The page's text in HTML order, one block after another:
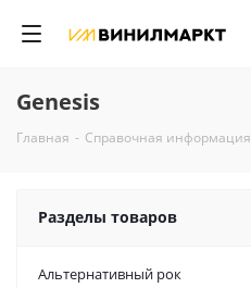
Genesis
Главная - Справочная информация
Разделы товаров
Альтернативный рок